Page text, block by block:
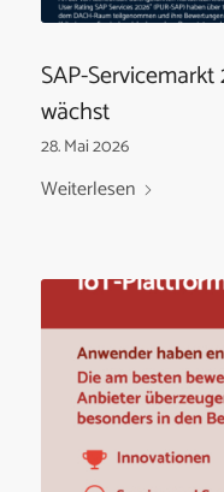
SAP-
wächst
28. Mai 2026
Weiterlesen